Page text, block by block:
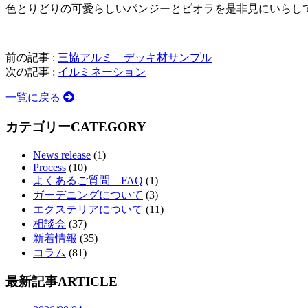
色とりどりの可愛らしいパンジーとビオラを是非見にいらし
前の記事 : 三協アルミ デッキ材サンプル
次の記事 : イルミネーション
一覧に戻る
カテゴリーCATEGORY
News release (1)
Process (10)
よくあるご質問 FAQ (1)
ガーデニングについて (3)
エクステリアについて (11)
相談会 (37)
新着情報 (35)
コラム (81)
最新記事ARTICLE